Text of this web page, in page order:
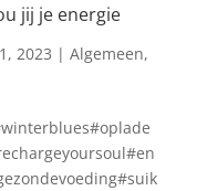
jij je energie
2023 | Algemeen,